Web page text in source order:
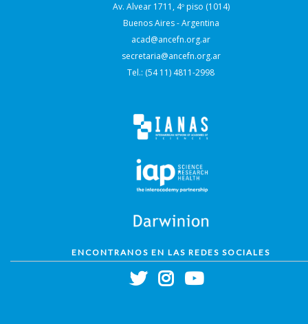
Av. Alvear 1711, 4º piso (1014)
Buenos Aires - Argentina
acad@ancefn.org.ar
secretaria@ancefn.org.ar
Tel.: (54 11) 4811-2998
ENCONTRANOS EN LAS REDES SOCIALES